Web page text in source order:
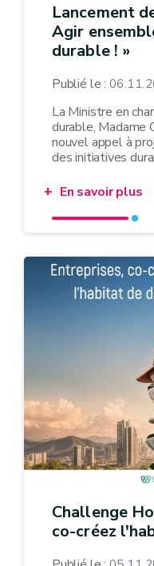
Lancement
Agir
durable ! »
Publié le :
La Ministre en
durable, Madame
nouvel appel à
des initiatives
En savoir plus
Challenge
co-créez